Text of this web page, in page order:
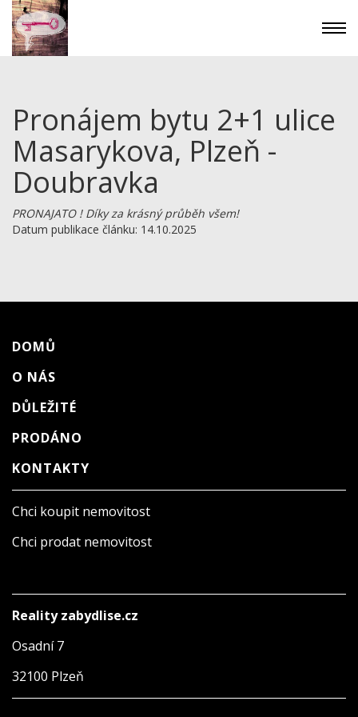
Pronájem bytu 2+1 ulice
Masarykova, Plzeň -
Doubravka
PRONAJATO ! Díky za krásný průběh všem!
Datum publikace článku: 14.10.2025
DOMŮ
O NÁS
DŮLEŽITÉ
PRODÁNO
KONTAKTY
Chci koupit nemovitost
Chci prodat nemovitost
Reality zabydlise.cz
Osadní 7
32100 Plzeň